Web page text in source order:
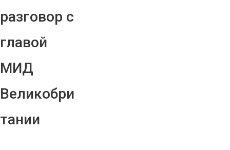
разговор с
главой
МИД
Великобри
тании